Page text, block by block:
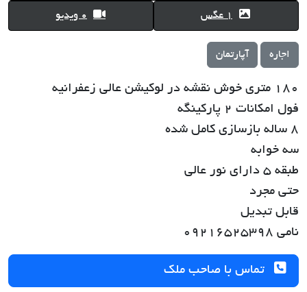
1 عگس 0 ویدیو
اجاره آپارتمان
180 متری خوش نقشه در لوکیشن عالی زعفرانیه
فول امکانات 2 پارکینگه
8 ساله بازسازی کامل شده
سه خوابه
طبقه 5 دارای نور عالی
حتی مجرد
قابل تبدیل
نامی 09216525398
تماس با صاحب ملک